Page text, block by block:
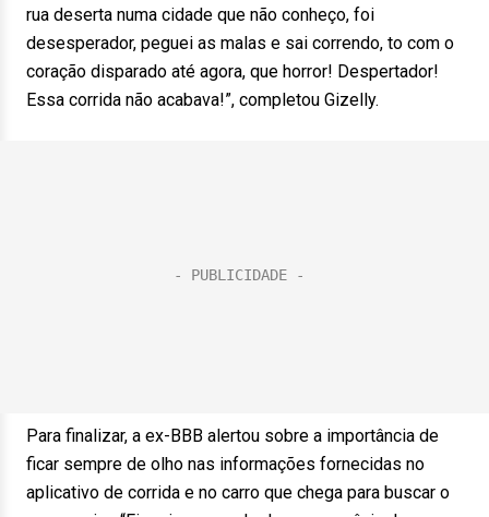
rua deserta numa cidade que não conheço, foi
desesperador, peguei as malas e sai correndo, to com o
coração disparado até agora, que horror! Despertador!
Essa corrida não acabava!”, completou Gizelly.
Para finalizar, a ex-BBB alertou sobre a importância de
ficar sempre de olho nas informações fornecidas no
aplicativo de corrida e no carro que chega para buscar o